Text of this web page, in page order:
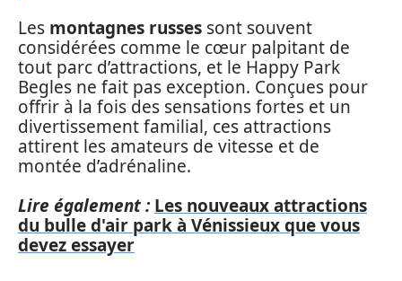
Les montagnes russes sont souvent
considérées comme le cœur palpitant de
tout parc d’attractions, et le Happy Park
Begles ne fait pas exception. Conçues pour
offrir à la fois des sensations fortes et un
divertissement familial, ces attractions
attirent les amateurs de vitesse et de
montée d’adrénaline.
Lire également : Les nouveaux attractions
du bulle d'air park à Vénissieux que vous
devez essayer